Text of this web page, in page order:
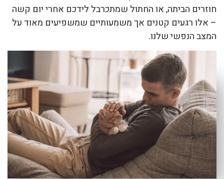
חוזרים הביתה, או החתול שמתכרבל לידכם אחרי יום קשה
– אלו רגעים קטנים אך משמעותיים שמשפיעים מאוד על
המצב הנפשי שלנו.